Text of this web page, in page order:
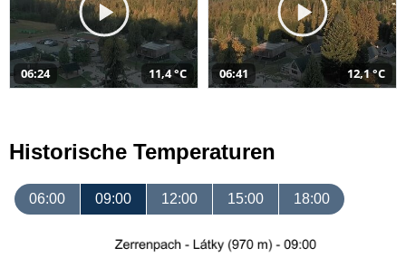
06:24 11,4 °C 06:41 12,1 °C
Historische Temperaturen
06:00 09:00 12:00 15:00 18:00